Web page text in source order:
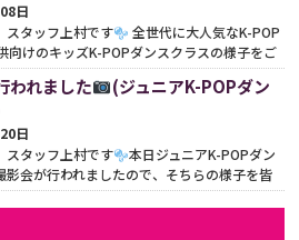
日
スタッフ上村です
全世代に大人気なK-POP
向けのキッズK-POPダンスクラスの様子をご
す。 【月曜日17:15-18:15 キッズ...続きをみる
われました
(ジュニアK-POPダン
日
スタッフ上村です
本日ジュニアK-POPダン
影会が行われましたので、そちらの様子を皆
します。 【木曜日17:15-18:15 ジュニア...続き